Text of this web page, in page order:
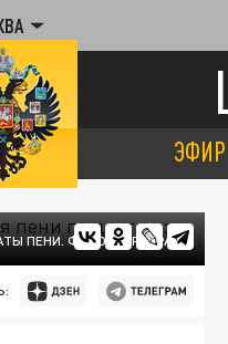
ЭФИР
ПЕНИ. ФОТО: ЦАРЬГРАД